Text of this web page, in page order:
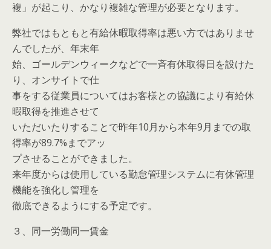
複」が起こり、かなり複雑な管理が必要となります。
弊社ではもともと有給休暇取得率は悪い方ではありませ
んでしたが、年末年
始、ゴールデンウィークなどで一斉有休取得日を設けた
り、オンサイトで仕
事をする従業員についてはお客様との協議により有給休
暇取得を推進させて
いただいたりすることで昨年10月から本年9月までの取
得率が89.7%までアッ
プさせることができました。
来年度からは使用している勤怠管理システムに有休管理
機能を強化し管理を
徹底できるようにする予定です。
３、同一労働同一賃金